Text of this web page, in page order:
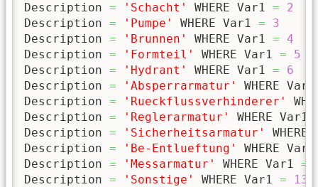
Description = 'Schacht' WHERE Var1 =
2
Description = 'Pumpe' WHERE Var1 =
3
Description = 'Brunnen' WHERE Var1 = 4
Description = 'Formteil' WHERE Var1 =
5
Description = 'Hydrant' WHERE Var1 =
6
Description = 'Absperrarmatur'
WHERE
Description = 'Rueckflussverhinderer'
Description = 'Reglerarmatur' WHERE Var1
Description = 'Sicherheitsarmatur'
Description = 'Be-Entlueftung'
WHERE
Description = 'Messarmatur' WHERE Var1 =
Description = 'Sonstige' WHERE Var1 = 13